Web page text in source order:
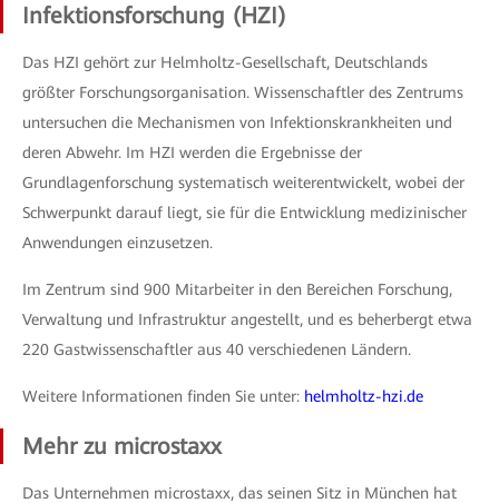
Infektionsforschung (HZI)
Das HZI gehört zur Helmholtz-Gesellschaft, Deutschlands
größter Forschungsorganisation. Wissenschaftler des Zentrums
untersuchen die Mechanismen von Infektionskrankheiten und
deren Abwehr. Im HZI werden die Ergebnisse der
Grundlagenforschung systematisch weiterentwickelt, wobei der
Schwerpunkt darauf liegt, sie für die Entwicklung medizinischer
Anwendungen einzusetzen.
Im Zentrum sind 900 Mitarbeiter in den Bereichen Forschung,
Verwaltung und Infrastruktur angestellt, und es beherbergt etwa
220 Gastwissenschaftler aus 40 verschiedenen Ländern.
Weitere Informationen finden Sie unter: helmholtz-hzi.de
Mehr zu microstaxx
Das Unternehmen microstaxx, das seinen Sitz in München hat